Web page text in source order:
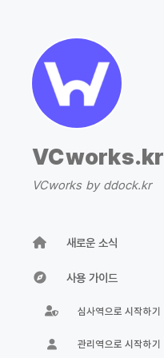
VCworks.kr
VCworks by ddock.kr
새로운 소식
사용 가이드
심사역으로 시작하기
관리역으로 시작하기